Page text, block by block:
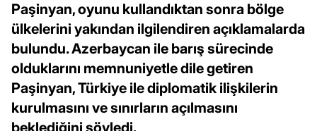
Paşinyan, oyunu kullandıktan sonra bölge
ülkelerini yakından ilgilendiren açıklamalarda
bulundu. Azerbaycan ile barış sürecinde
olduklarını memnuniyetle dile getiren
Paşinyan, Türkiye ile diplomatik ilişkilerin
kurulmasını ve sınırların açılmasını